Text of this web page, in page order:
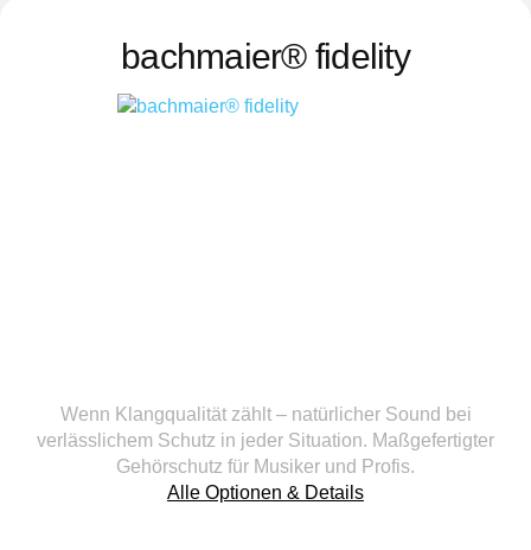
bachmaier® fidelity
Wenn Klangqualität zählt – natürlicher Sound bei
verlässlichem Schutz in jeder Situation. Maßgefertigter
Gehörschutz für Musiker und Profis.
Alle Optionen & Details